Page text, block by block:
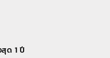
ด 1 ปี